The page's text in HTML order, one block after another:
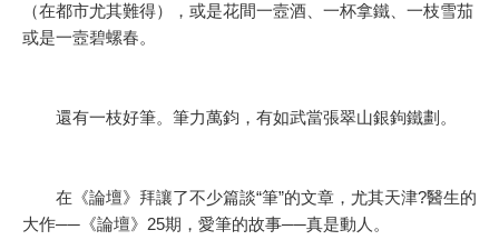
（在都市尤其難得），或是花間一壼酒、一杯拿鐵、一枝雪茄
或是一壼碧螺春。
還有一枝好筆。筆力萬鈞，有如武當張翠山銀鉤鐵劃。
在《論壇》拜讓了不少篇談“筆”的文章，尤其天津?醫生的
大作──《論壇》25期，愛筆的故事──真是動人。